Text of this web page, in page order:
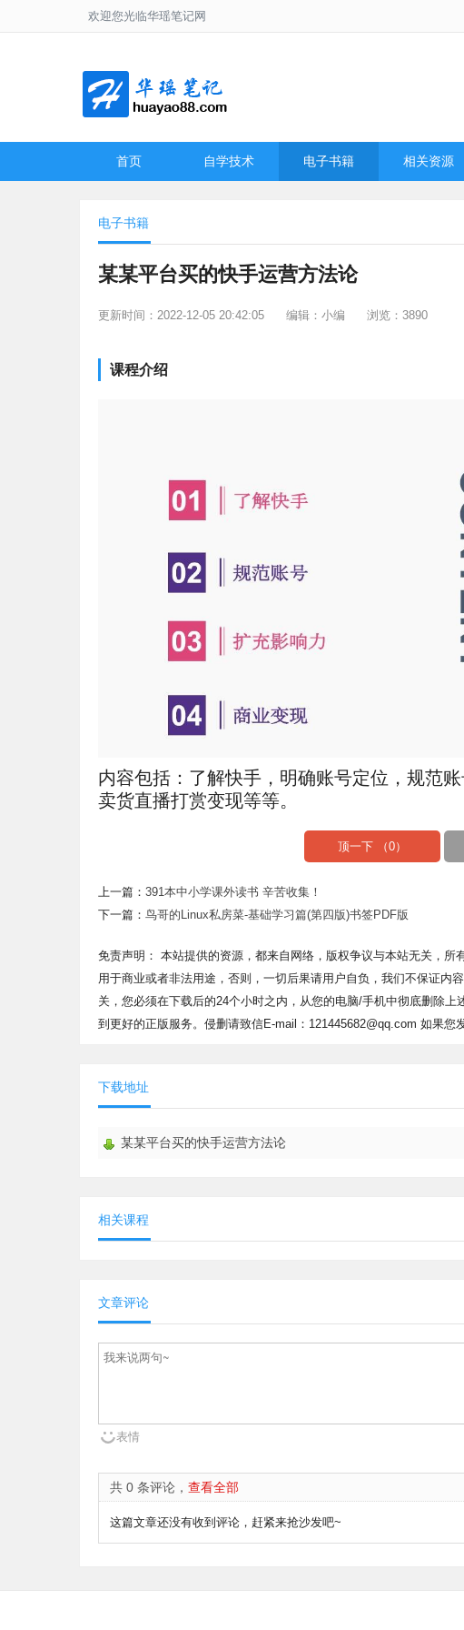
欢迎您光临华瑶笔记网
首页 自学技术 电子书籍 相关资源
电子书籍
某某平台买的快手运营方法论
更新时间：2022-12-05 20:42:05 编辑：小编 浏览：3890
课程介绍
内容包括：了解快手，明确账号定位，规范
卖货直播打赏变现等等。
顶一下 （0）
上一篇： 391本中小学课外读书 辛苦收集！
下一篇： 鸟哥的Linux私房菜-基础学习篇(第四版)书签PDF版
免责声明： 本站提供的资源，都来自网络，版权争议与本站无关，
用于商业或者非法用途，否则，一切后果请用户自负，我们不保证内
关，您必须在下载后的24个小时之内，从您的电脑/手机中彻底删除
到更好的正版服务。侵删请致信E-mail：121445682@qq.com 如果您
下载地址
某某平台买的快手运营方法论
相关课程
文章评论
表情
共 0 条评论， 查看全部
这篇文章还没有收到评论，赶紧来抢沙发吧~